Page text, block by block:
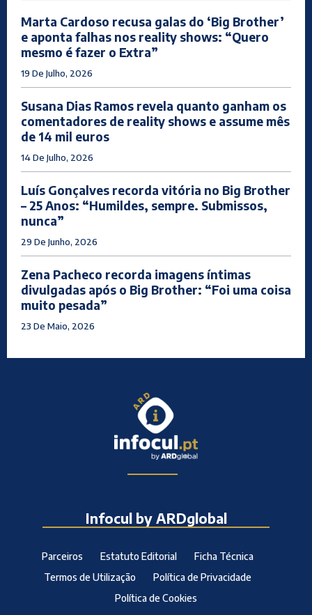
Marta Cardoso recusa galas do ‘Big Brother’
e aponta falhas nos reality shows: “Quero
mesmo é fazer o Extra”
19 De Julho, 2026
Susana Dias Ramos revela quanto ganham os
comentadores de reality shows e assume mês
de 14 mil euros
14 De Julho, 2026
Luís Gonçalves recorda vitória no Big Brother
– 25 Anos: “Humildes, sempre. Submissos,
nunca”
29 De Junho, 2026
Zena Pacheco recorda imagens íntimas
divulgadas após o Big Brother: “Foi uma coisa
muito pesada”
23 De Maio, 2026
Infocul by ARDglobal
Parceiros Estatuto Editorial
Ficha Técnica
Termos de Utilização
Política de Privacidade
Política de Cookies